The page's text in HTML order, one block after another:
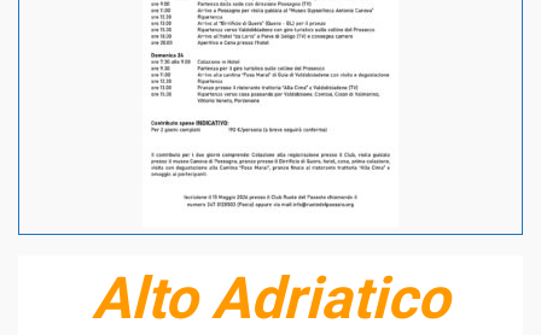
Alto Adriatico